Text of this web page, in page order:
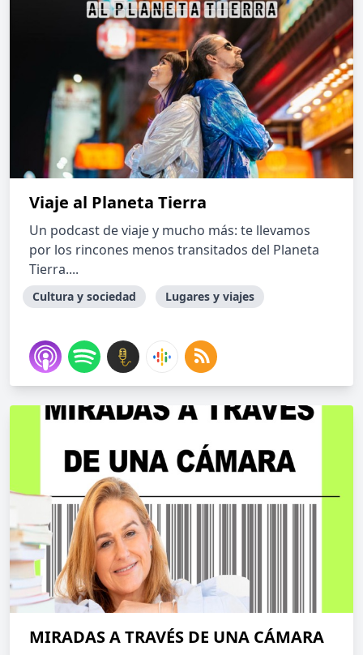
Viaje al Planeta Tierra
Un podcast de viaje y mucho más: te llevamos
por los rincones menos transitados del Planeta
Tierra....
Cultura y sociedad Lugares y viajes
MIRADAS A TRAVÉS DE UNA CÁMARA